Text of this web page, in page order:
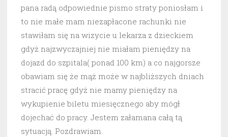
pana radą odpowiednie pismo straty poniosłam i
to nie małe mam niezapłacone rachunki nie
stawiłam się na wizycie u lekarza z dzieckiem
gdyż najzwyczajniej nie miałam pieniędzy na
dojazd do szpitala( ponad 100 km) a co najgorsze
obawiam się że mąż może w najbliższych dniach
stracić pracę gdyż nie mamy pieniędzy na
wykupienie biletu miesięcznego aby mógł
dojechać do pracy. Jestem załamana całą tą
sytuacją. Pozdrawiam.